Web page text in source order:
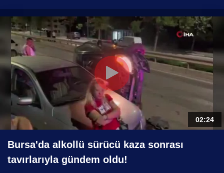
02:24
Bursa'da alkollü sürücü kaza sonrası
tavırlarıyla gündem oldu!